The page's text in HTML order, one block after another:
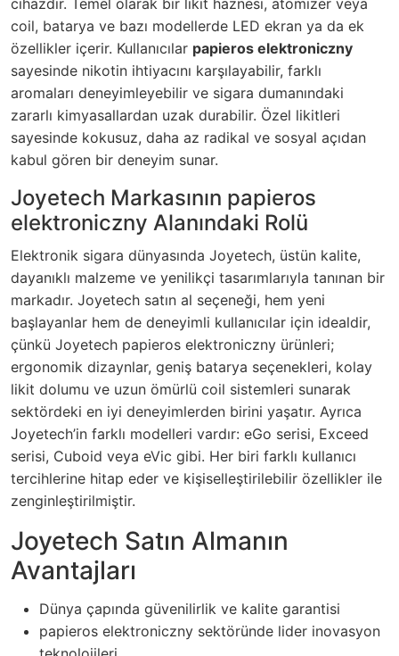
cihazdır. Temel olarak bir likit haznesi, atomizer veya
coil, batarya ve bazı modellerde LED ekran ya da ek
özellikler içerir. Kullanıcılar papieros elektroniczny
sayesinde nikotin ihtiyacını karşılayabilir, farklı
aromaları deneyimleyebilir ve sigara dumanındaki
zararlı kimyasallardan uzak durabilir. Özel likitleri
sayesinde kokusuz, daha az radikal ve sosyal açıdan
kabul gören bir deneyim sunar.
Joyetech Markasının papieros
elektroniczny Alanındaki Rolü
Elektronik sigara dünyasında Joyetech, üstün kalite,
dayanıklı malzeme ve yenilikçi tasarımlarıyla tanınan bir
markadır. Joyetech satın al seçeneği, hem yeni
başlayanlar hem de deneyimli kullanıcılar için idealdir,
çünkü Joyetech papieros elektroniczny ürünleri;
ergonomik dizaynlar, geniş batarya seçenekleri, kolay
likit dolumu ve uzun ömürlü coil sistemleri sunarak
sektördeki en iyi deneyimlerden birini yaşatır. Ayrıca
Joyetech’in farklı modelleri vardır: eGo serisi, Exceed
serisi, Cuboid veya eVic gibi. Her biri farklı kullanıcı
tercihlerine hitap eder ve kişiselleştirilebilir özellikler ile
zenginleştirilmiştir.
Joyetech Satın Almanın
Avantajları
Dünya çapında güvenilirlik ve kalite garantisi
papieros elektroniczny sektöründe lider inovasyon